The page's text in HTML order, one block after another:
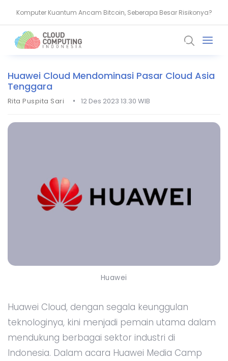
Komputer Kuantum Ancam Bitcoin, Seberapa Besar Risikonya?
AMD Gandeng Core Scientific Bangun Infrastruktur AI Raksasa
Huawei Cloud Mendominasi Pasar Cloud Asia
Tenggara
Rita Puspita Sari • 12 Des 2023 13.30 WIB
Huawei
Huawei Cloud, dengan segala keunggulan
teknologinya, kini menjadi pemain utama dalam
mendukung berbagai sektor industri di
Indonesia. Dalam acara Huawei Media Camp